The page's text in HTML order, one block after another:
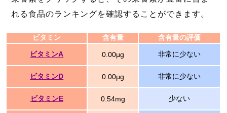
れる食品のランキングを確認することができます。
ビタミン 含有量 含有量の評価
ビタミンA 0.00μg 非常に少ない
ビタミンD 0.00μg 非常に少ない
ビタミンE 0.54mg 少ない